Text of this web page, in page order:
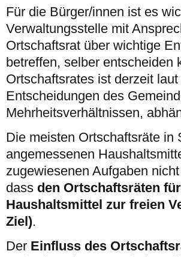
Für die Bürger/innen ist es
Verwaltungsstelle mit
Ortschaftsrat über wichtige
betreffen, selber entscheiden
Ortschaftsrates ist derzeit
Entscheidungen des
Mehrheitsverhältnissen,
Die meisten Ortschaftsräte in
angemessenen
zugewiesenen Aufgaben
dass den Ortschaftsräten
Haushaltsmittel zur freien
Ziel).
Der Einfluss des